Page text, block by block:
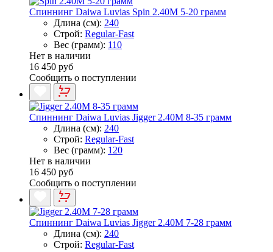
Спиннинг Daiwa Luvias Spin 2.40M 5-20 грамм
Длина (см): 240
Строй: Regular-Fast
Вес (грамм): 110
Нет в наличии
16 450 руб
Сообщить о поступлении
Спиннинг Daiwa Luvias Jigger 2.40M 8-35 грамм
Длина (см): 240
Строй: Regular-Fast
Вес (грамм): 120
Нет в наличии
16 450 руб
Сообщить о поступлении
Спиннинг Daiwa Luvias Jigger 2.40M 7-28 грамм
Длина (см): 240
Строй: Regular-Fast